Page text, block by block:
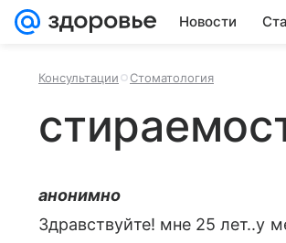
Новости
Консультации Стоматология
анонимно
Здравствуйте! мне 25 лет..у